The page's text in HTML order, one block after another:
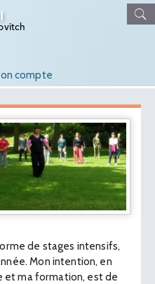
compte
de stages intensifs,
Mon intention, en
et ma formation, est de